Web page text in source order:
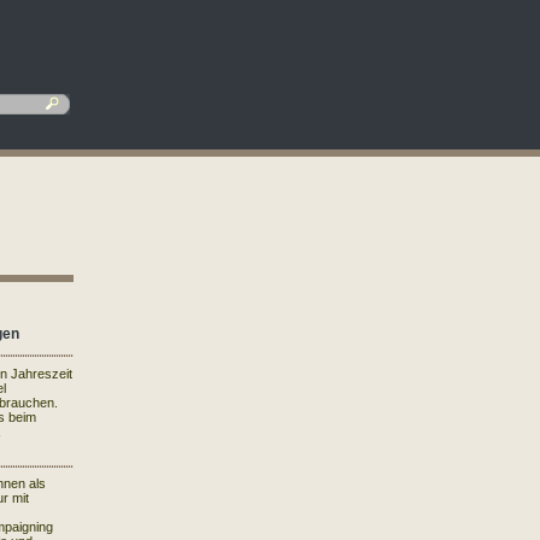
Jahreszeit
beim
als
mit